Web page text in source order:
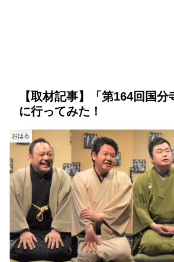
【取材記事】「第164回国分
に行ってみた！
おはる